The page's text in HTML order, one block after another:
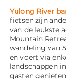
Yulong River
fietsen zijn
van de leukste
Mountain
wandeling van
en voert via
landschappen
gasten